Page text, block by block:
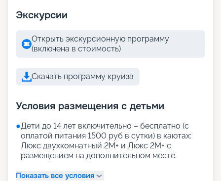
Экскурсии
Открыть экскурсионную программу
(включена в стоимость)
Скачать программу круиза
Условия размещения с детьми
●Дети до 14 лет включительно – бесплатно (с
оплатой питания 1500 руб в сутки) в каютах:
Люкс двухкомнатный 2М+ и Люкс 2М+ с
размещением на дополнительном месте.
Показать все условия